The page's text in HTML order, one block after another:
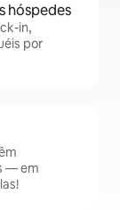
hóspedes
in,
por
— em